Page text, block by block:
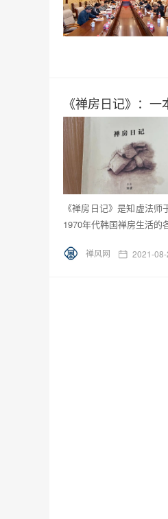
《禅房日记》：一
《禅房日记》是知虚法
1970年代韩国禅房生活
禅风网 2021-